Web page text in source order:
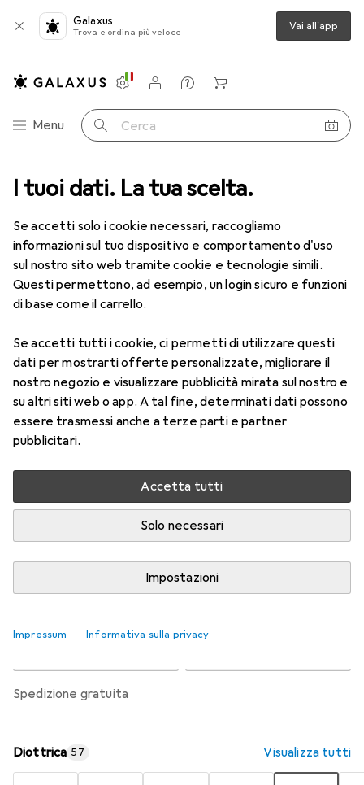
I tuoi dati. La tua scelta.
Se accetti solo i cookie necessari, raccogliamo
informazioni sul tuo dispositivo e comportamento d'uso
sul nostro sito web tramite cookie e tecnologie simili.
Questi permettono, ad esempio, un login sicuro e funzioni
di base come il carrello.
Se accetti tutti i cookie, ci permetti di utilizzare questi
dati per mostrarti offerte personalizzate, migliorare il
nostro negozio e visualizzare pubblicità mirata sul nostro e
su altri siti web o app. A tal fine, determinati dati possono
essere trasmessi anche a terze parti e partner
pubblicitari.
Accetta tutti
Solo necessari
Impostazioni
Impressum Informativa sulla privacy
Galaxus
Trova e ordina più veloce Vai all'app
Categoria Navigazione
Menu Cerca
Impostazioni
Conto cliente
Liste di confronto
Liste dei desideri
Carrello
Lenti a contatto Air Optix plus HydraGlyde for Astigmatism
1 Immagine
−5%
Air Optix plus HydraGlyde for
Astigmatism
-8, Obiettivo mensile, 6 pz., Torico
Prezzo in EUR IVA incl.
Valutazioni
Consegna tra lun, 17/8 e mer, 19/8
Più di 10 pezzi in stock presso il fornitore
spedizione gratuita
Diottrica 57 Visualizza tutti